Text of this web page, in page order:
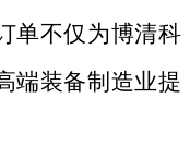
单不仅为博清科
端装备制造业提